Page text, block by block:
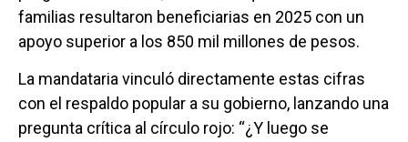
familias resultaron beneficiarias en 2025 con un
apoyo superior a los 850 mil millones de pesos.
La mandataria vinculó directamente estas cifras
con el respaldo popular a su gobierno, lanzando una
pregunta crítica al círculo rojo: “¿Y luego se